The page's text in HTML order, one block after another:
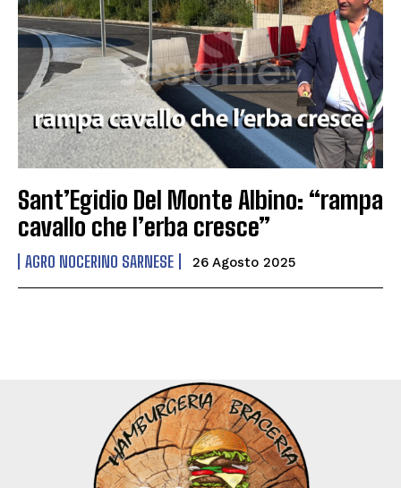
Sant’Egidio Del Monte Albino: “rampa
cavallo che l’erba cresce”
AGRO NOCERINO SARNESE 26 Agosto 2025